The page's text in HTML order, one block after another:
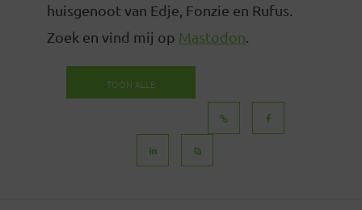
huisgenoot van Edje, Fonzie en Rufus.
Zoek en vind mij op Mastodon
TOON ALLE